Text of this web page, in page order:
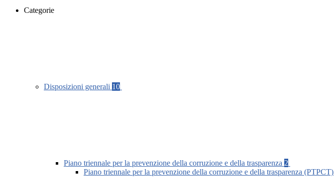
Categorie
Disposizioni generali 10
Piano triennale per la prevenzione della corruzione e della trasparenza 2
Piano triennale per la prevenzione della corruzione e della trasparenza (PTPCT)